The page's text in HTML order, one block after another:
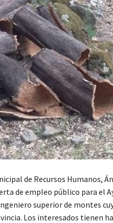
de Recursos Humanos,
de empleo público para el
superior de montes
Los interesados tienen